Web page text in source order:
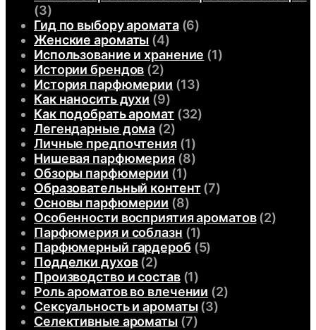
(3)
Гид по выбору аромата(6)
Женские ароматы (4)
Использование и хранение (1)
Истории брендов (2)
История парфюмерии (13)
Как наносить духи (9)
Как подобрать аромат(32)
Легендарные дома (2)
Личные предпочтения(1)
Нишевая парфюмерия(8)
Обзоры парфюмерии (1)
Образовательный контент(7)
Основы парфюмерии (8)
Особенности восприятия ароматов(2)
Парфюмерия и соблазн (1)
Парфюмерный гардероб (5)
Подделки духов(2)
Производство и состав(1)
Роль ароматов во влечении (2)
Сексуальность и ароматы(3)
Селективные ароматы(7)